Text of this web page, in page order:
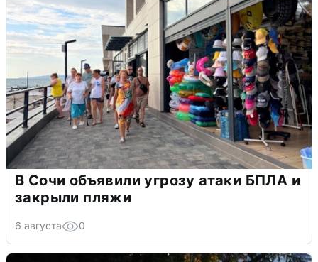
В Сочи объявили угрозу атаки БПЛА и
закрыли пляжи
6 августа 0